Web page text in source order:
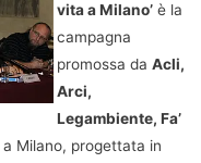
vita a Milano’ è la
campagna
promossa da Acli,
Arci,
Legambiente, Fa’
Milano, progettata in